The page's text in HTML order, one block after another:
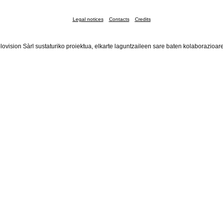
Legal notices Contacts Credits
Sàrl sustaturiko proiektua, elkarte laguntzaileen sare baten